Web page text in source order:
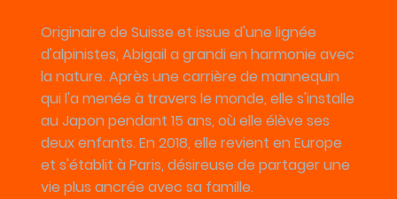
Originaire de Suisse et issue d'une lignée
d'alpinistes, Abigail a grandi en harmonie avec
la nature. Après une carrière de mannequin
qui l'a menée à travers le monde, elle s'installe
au Japon pendant 15 ans, où elle élève ses
deux enfants. En 2018, elle revient en Europe
et s'établit à Paris, désireuse de partager une
vie plus ancrée avec sa famille.